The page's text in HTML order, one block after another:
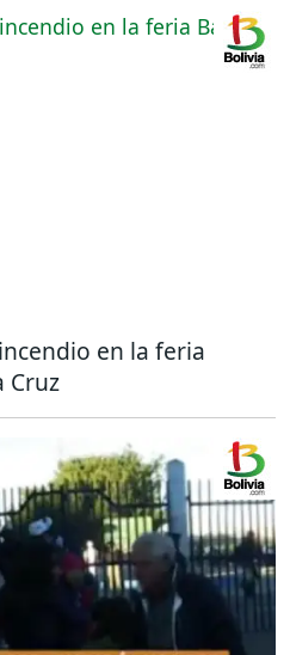
en la feria
Cruz